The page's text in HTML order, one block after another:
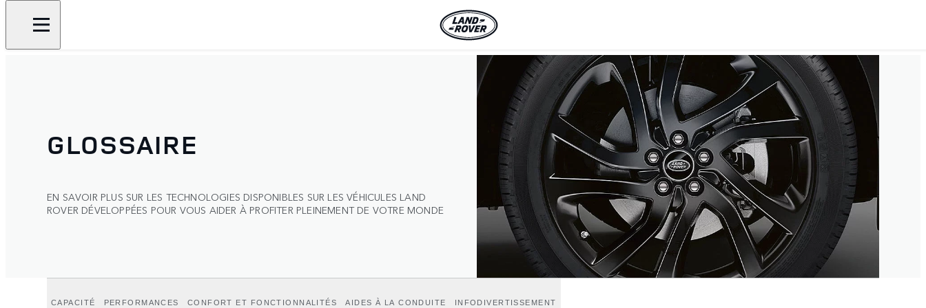
GLOSSAIRE
EN SAVOIR PLUS SUR LES TECHNOLOGIES DISPONIBLES SUR LES VÉHICULES LAND
ROVER DÉVELOPPÉES POUR VOUS AIDER À PROFITER PLEINEMENT DE VOTRE MONDE
CAPACITÉ PERFORMANCES CONFORT ET FONCTIONNALITÉS AIDES À LA CONDUITE INFODIVERTISSEMENT